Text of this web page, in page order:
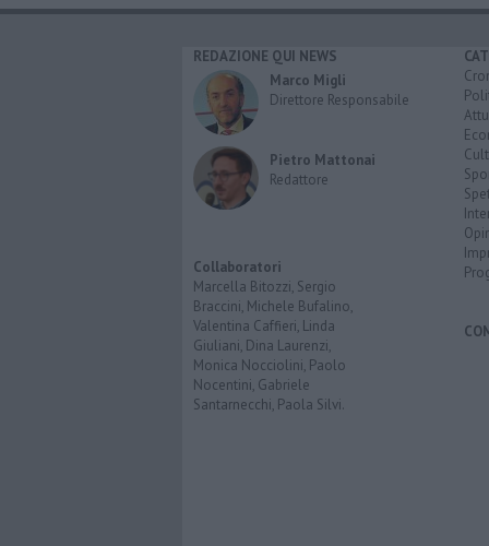
REDAZIONE QUI NEWS
Marco Migli
Direttore Responsabile
Pietro Mattonai
Redattore
Collaboratori
Marcella Bitozzi, Sergio
Braccini, Michele Bufalino,
Valentina Caffieri, Linda
Giuliani, Dina Laurenzi,
Monica Nocciolini, Paolo
Nocentini, Gabriele
Santarnecchi, Paola Silvi.